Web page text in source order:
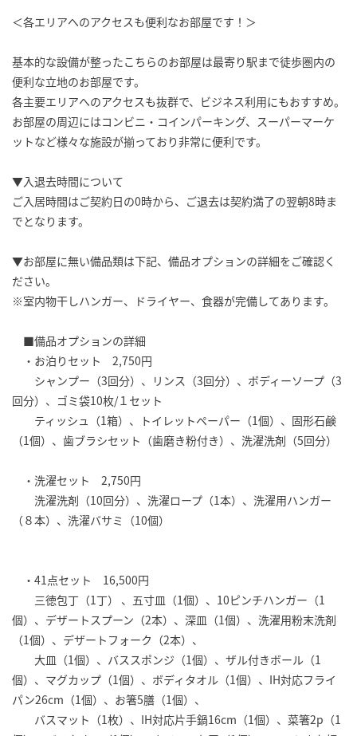
＜各エリアへのアクセスも便利なお部屋です！＞
基本的な設備が整ったこちらのお部屋は最寄り駅まで徒歩圏内の
便利な立地のお部屋です。
各主要エリアへのアクセスも抜群で、ビジネス利用にもおすすめ。
お部屋の周辺にはコンビニ・コインパーキング、スーパーマーケ
ットなど様々な施設が揃っており非常に便利です。
▼入退去時間について
ご入居時間はご契約日の0時から、ご退去は契約満了の翌朝8時ま
でとなります。
▼お部屋に無い備品類は下記、備品オプションの詳細をご確認く
ださい。
※室内物干しハンガー、ドライヤー、食器が完備してあります。
■備品オプションの詳細
・お泊りセット 2,750円
シャンプー（3回分）、リンス（3回分）、ボディーソープ（3
回分）、ゴミ袋10枚/１セット
ティッシュ（1箱）、トイレットペーパー（1個）、固形石鹸
（1個）、歯ブラシセット（歯磨き粉付き）、洗濯洗剤（5回分）
・洗濯セット 2,750円
洗濯洗剤（10回分）、洗濯ロープ（1本）、洗濯用ハンガー
（８本）、洗濯バサミ（10個）
・41点セット 16,500円
三徳包丁（1丁） 、五寸皿（1個）、10ピンチハンガー（1
個）、デザートスプーン（2本）、深皿（1個）、洗濯用粉末洗剤
（1個）、デザートフォーク（2本）、
大皿（1個）、バススポンジ（1個）、ザル付きボール（1
個）、マグカップ（1個）、ボディタオル（1個）、IH対応フライ
パン26cm（1個）、お箸5膳（1個）、
バスマット（1枚）、IH対応片手鍋16cm（1個）、菜箸2p（1